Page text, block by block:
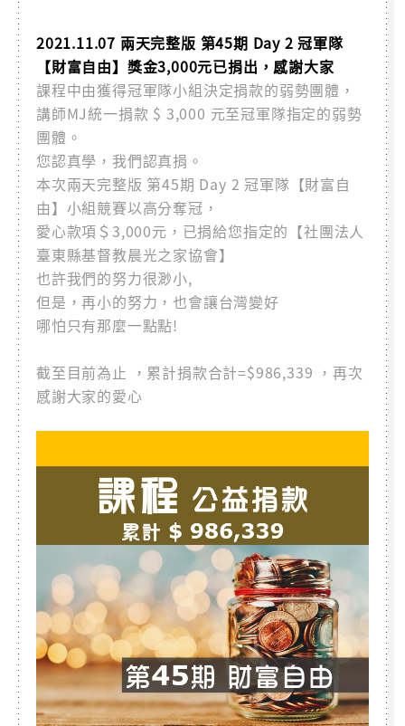
2021.11.07 兩天完整版 第45期 Day 2 冠軍隊
【財富自由】獎金3,000元已捐出，感謝大家
課程中由獲得冠軍隊小組決定捐款的弱勢團體，
講師MJ統一捐款 $ 3,000 元至冠軍隊指定的弱勢
團體。
您認真學，我們認真捐。
本次兩天完整版 第45期 Day 2 冠軍隊【財富自
由】小組競賽以高分奪冠，
愛心款項＄3,000元，已捐給您指定的【社團法人
臺東縣基督教晨光之家協會】
也許我們的努力很渺小,
但是，再小的努力，也會讓台灣變好
哪怕只有那麼一點點!
截至目前為止 ，累計捐款合計=$986,339 ，再次
感謝大家的愛心